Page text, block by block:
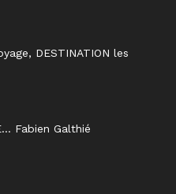
DESTINATION les
Fabien Galthié